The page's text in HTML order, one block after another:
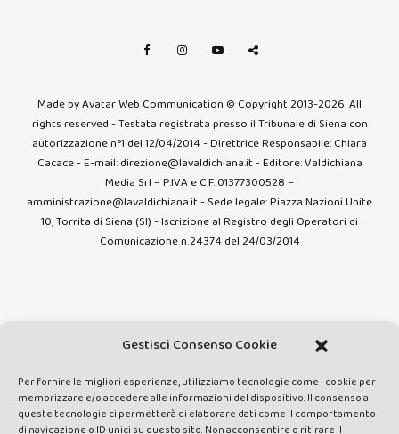
Gestisci Consenso Cookie
Per fornire le migliori esperienze, utilizziamo tecnologie come i cookie per
memorizzare e/o accedere alle informazioni del dispositivo. Il consenso a
queste tecnologie ci permetterà di elaborare dati come il comportamento
di navigazione o ID unici su questo sito. Non acconsentire o ritirare il
Made by Avatar Web Communication © Copyright 2013-2026. All
rights reserved - Testata registrata presso il Tribunale di Siena con
autorizzazione n°1 del 12/04/2014 - Direttrice Responsabile: Chiara
Cacace - E-mail: direzione@lavaldichiana.it - Editore: Valdichiana
Media Srl – P.IVA e C.F. 01377300528 –
amministrazione@lavaldichiana.it - Sede legale: Piazza Nazioni Unite
10, Torrita di Siena (SI) - Iscrizione al Registro degli Operatori di
Comunicazione n.24374 del 24/03/2014